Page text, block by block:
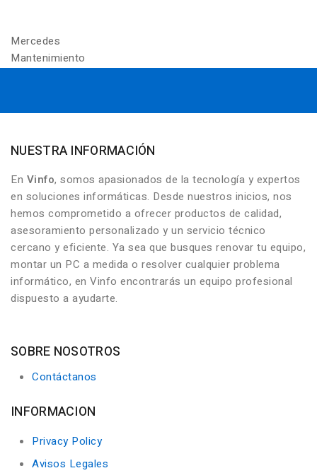
Mercedes
Mantenimiento
NUESTRA INFORMACIÓN
En Vinfo, somos apasionados de la tecnología y expertos
en soluciones informáticas. Desde nuestros inicios, nos
hemos comprometido a ofrecer productos de calidad,
asesoramiento personalizado y un servicio técnico
cercano y eficiente. Ya sea que busques renovar tu equipo,
montar un PC a medida o resolver cualquier problema
informático, en Vinfo encontrarás un equipo profesional
dispuesto a ayudarte.
SOBRE NOSOTROS
Contáctanos
INFORMACION
Privacy Policy
Avisos Legales